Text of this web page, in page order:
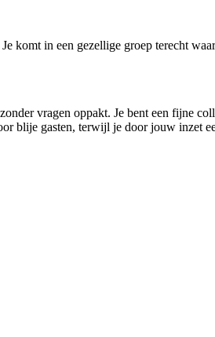
in een gezellige groep terecht
vragen oppakt. Je bent een fijne
blije gasten, terwijl je door jouw inzet